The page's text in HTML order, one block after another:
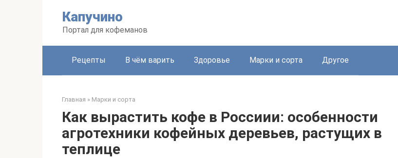
Капучино
Портал для кофеманов
Рецепты В чём варить Здоровье Марки и сорта Другое
Главная » Марки и сорта
Как вырастить кофе в Россиии: особенности
агротехники кофейных деревьев, растущих в
теплице